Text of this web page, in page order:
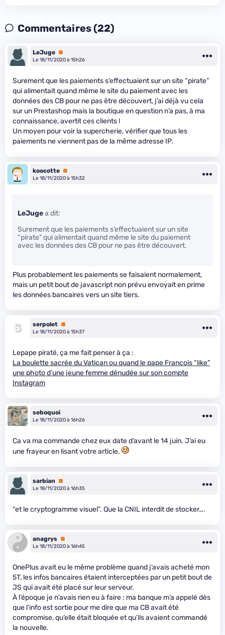
Commentaires (22)
LeJuge Premium
Le 18/11/2020 à 15h26
Surement que les paiements s’effectuaient sur un site “pirate”
qui alimentait quand même le site du paiement avec les
données des CB pour ne pas être découvert, j’ai déjà vu cela
sur un Prestashop mais la boutique en question n’a pas, à ma
connaissance, avertit ces clients !
Un moyen pour voir la supercherie, vérifier que tous les
paiements ne viennent pas de la même adresse IP.
koocotte Premium
Le 18/11/2020 à 15h32
LeJugea dit:
Surement que les paiements s’effectuaient sur un site
“pirate” qui alimentait quand même le site du paiement
avec les données des CB pour ne pas être découvert.
Plus probablement les paiements se faisaient normalement,
mais un petit bout de javascript non prévu envoyait en prime
les données bancaires vers un site tiers.
serpolet Premium
Le 18/11/2020 à 15h37
Lepape piraté, ça me fait penser à ça :
La boulette sacrée du Vatican ou quand le pape Francois “like”
une photo d’une jeune femme dénudée sur son compte
Instagram
seboquoi
Le 18/11/2020 à 16h26
Ca va ma commande chez eux date d’avant le 14 juin. J’ai eu
une frayeur en lisant votre article.
sarbian
Premium
Le 18/11/2020 à 16h35
“et le cryptogramme visuel”. Que la CNIL interdit de stocker….
anagrys Premium
Le 18/11/2020 à 16h45
OnePlus avait eu le même problème quand j’avais acheté mon
5T, les infos bancaires étaient interceptées par un petit bout de
JS qui avait été placé sur leur serveur.
À l’époque je n’avais rien eu à faire : ma banque m’a appelé dès
que l’info est sortie pour me dire que ma CB avait été
compromise, qu’elle était bloquée et qu’ils avaient commandé
la nouvelle.